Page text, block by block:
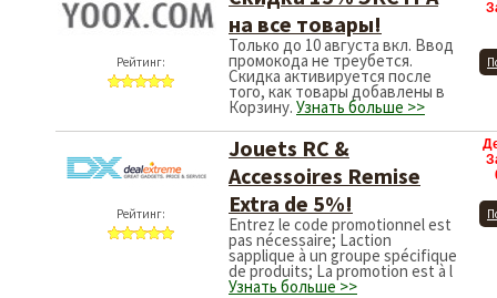
Рейтинг:
на все товары!
Только до 10 августа вкл. Ввод
промокода не треубется.
Скидка активируется после
того, как товары добавлены в
Корзину. Узнать больше >>
Рейтинг:
Jouets RC &
Accessoires Remise
Extra de 5%!
Entrez le code promotionnel est
pas nécessaire; Laction
sapplique à un groupe spécifique
de produits; La promotion est à l
Узнать больше >>